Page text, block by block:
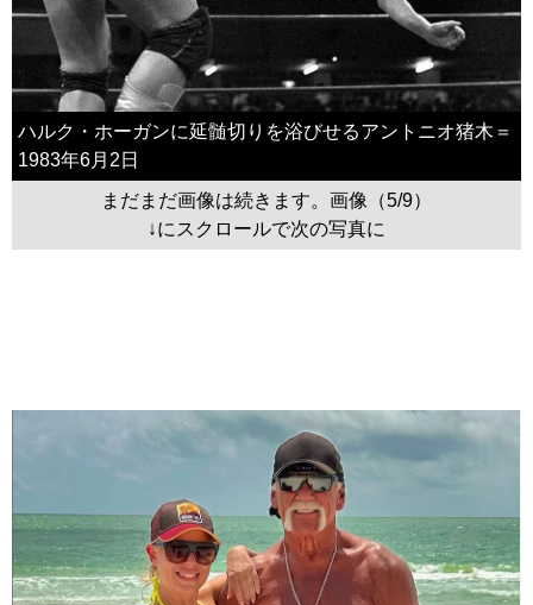
ハルク・ホーガンに延髄切りを浴びせるアントニオ猪木＝
1983年6月2日
まだまだ画像は続きます。画像（5/9）
↓にスクロールで次の写真に